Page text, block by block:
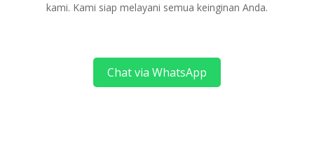
kami. Kami siap melayani semua keinginan Anda.
Chat via WhatsApp